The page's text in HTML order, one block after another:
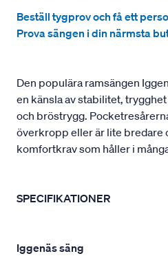
Beställ tygprov och få ett
Prova sängen i din närmsta
Den populära ramsängen
en känsla av stabilitet,
och bröstrygg.
överkropp eller är lite bredare
komfortkrav som håller i
SPECIFIKATIONER
Iggenäs säng